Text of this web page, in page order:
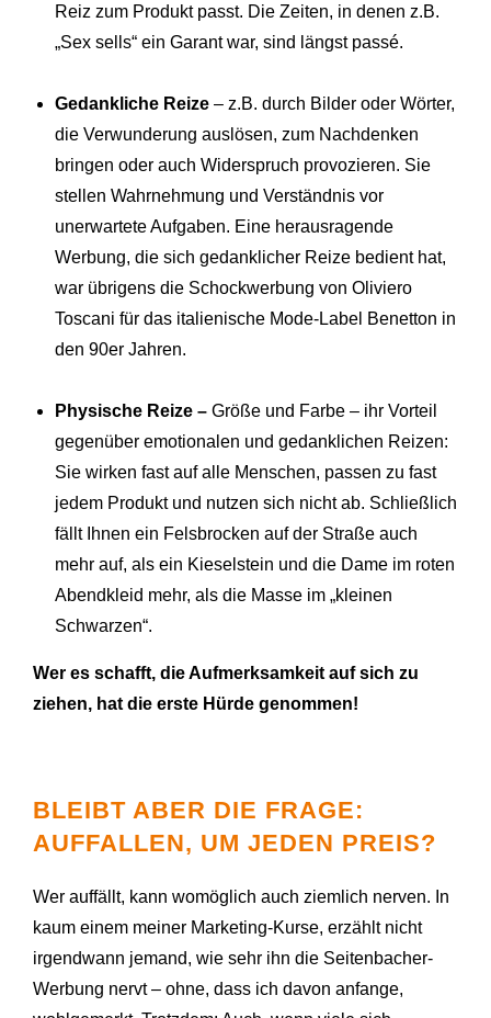
Reiz zum Produkt passt. Die Zeiten, in denen z.B.
„Sex sells“ ein Garant war, sind längst passé.
Gedankliche Reize – z.B. durch Bilder oder Wörter,
die Verwunderung auslösen, zum Nachdenken
bringen oder auch Widerspruch provozieren. Sie
stellen Wahrnehmung und Verständnis vor
unerwartete Aufgaben. Eine herausragende
Werbung, die sich gedanklicher Reize bedient hat,
war übrigens die Schockwerbung von Oliviero
Toscani für das italienische Mode-Label Benetton in
den 90er Jahren.
Physische Reize – Größe und Farbe – ihr Vorteil
gegenüber emotionalen und gedanklichen Reizen:
Sie wirken fast auf alle Menschen, passen zu fast
jedem Produkt und nutzen sich nicht ab. Schließlich
fällt Ihnen ein Felsbrocken auf der Straße auch
mehr auf, als ein Kieselstein und die Dame im roten
Abendkleid mehr, als die Masse im „kleinen
Schwarzen“.
Wer es schafft, die Aufmerksamkeit auf sich zu
ziehen, hat die erste Hürde genommen!
BLEIBT ABER DIE FRAGE:
AUFFALLEN, UM JEDEN PREIS?
Wer auffällt, kann womöglich auch ziemlich nerven. In
kaum einem meiner Marketing-Kurse, erzählt nicht
irgendwann jemand, wie sehr ihn die Seitenbacher-
Werbung nervt – ohne, dass ich davon anfange,